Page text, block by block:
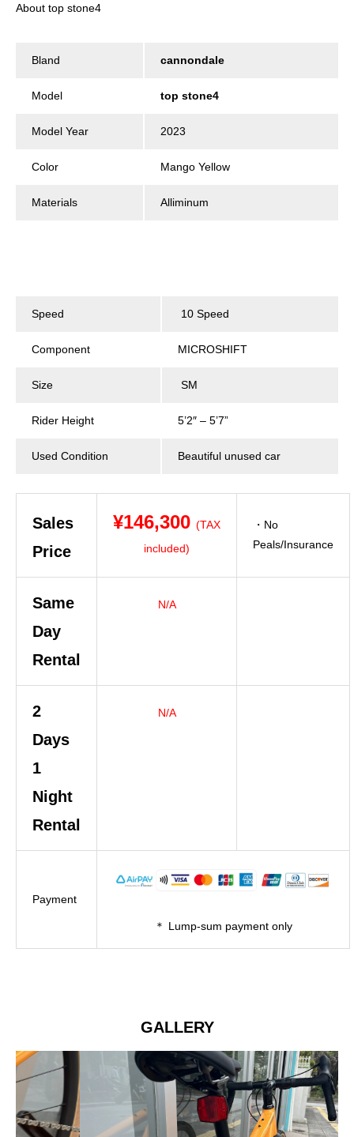
About top stone4
Bland cannondale
Model top stone4
Model Year 2023
Color Mango Yellow
Materials Alliminum
Speed 10 Speed
Component MICROSHIFT
Size SM
Rider Height 5’2″ – 5’7”
Used Condition Beautiful unused car
Sales
Price
¥146,300 (TAX
included)
・No
Peals/Insurance
Same
Day
Rental
N/A
2
Days
1
Night
Rental
N/A
Payment
＊ Lump-sum payment only
GALLERY